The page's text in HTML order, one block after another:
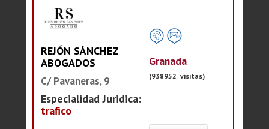
REJÓN SÁNCHEZ
ABOGADOS
C/ Pavaneras, 9
Especialidad Juridica:
trafico
Granada
(938952 visitas)